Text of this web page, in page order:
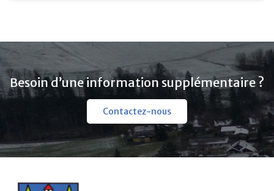
Besoin d’une information supplémentaire ?
Contactez-nous